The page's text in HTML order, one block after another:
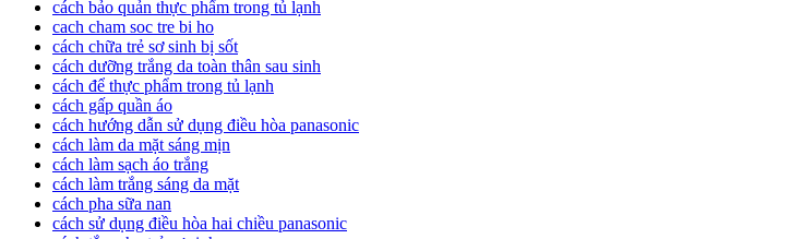
cách bảo quản thực phẩm trong tủ lạnh
cach cham soc tre bi ho
cách chữa trẻ sơ sinh bị sốt
cách dưỡng trắng da toàn thân sau sinh
cách để thực phẩm trong tủ lạnh
cách gấp quần áo
cách hướng dẫn sử dụng điều hòa panasonic
cách làm da mặt sáng mịn
cách làm sạch áo trắng
cách làm trắng sáng da mặt
cách pha sữa nan
cách sử dụng điều hòa hai chiều panasonic